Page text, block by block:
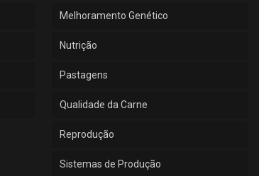
Melhoramento Genético
Nutrição
Pastagens
Qualidade da Carne
Reprodução
Sistemas de Produção